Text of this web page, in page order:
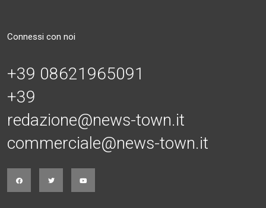
Connessi con noi
+39 08621965091
+39
redazione@news-town.it
commerciale@news-town.it